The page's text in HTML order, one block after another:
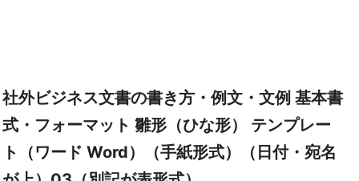
社外ビジネス文書の書き方・例文・文例 基本書
式・フォーマット 雛形（ひな形） テンプレー
ト（ワード Word）（手紙形式）（日付・宛名